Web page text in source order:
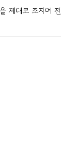
대로 조지며